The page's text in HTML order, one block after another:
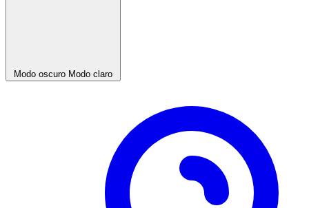
Modo oscuro Modo claro